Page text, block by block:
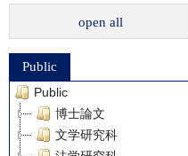
open all
Public
Public
博士論文
文学研究科